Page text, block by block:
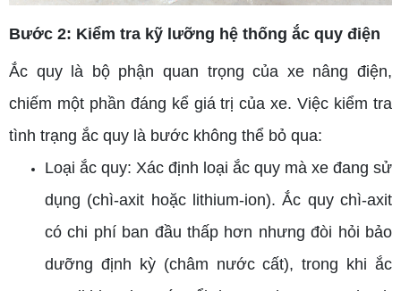
Bước 2: Kiểm tra kỹ lưỡng hệ thống ắc quy điện
Ắc quy là bộ phận quan trọng của xe nâng điện,
chiếm một phần đáng kể giá trị của xe. Việc kiểm tra
tình trạng ắc quy là bước không thể bỏ qua:
Loại ắc quy: Xác định loại ắc quy mà xe đang sử
dụng (chì-axit hoặc lithium-ion). Ắc quy chì-axit
có chi phí ban đầu thấp hơn nhưng đòi hỏi bảo
dưỡng định kỳ (châm nước cất), trong khi ắc